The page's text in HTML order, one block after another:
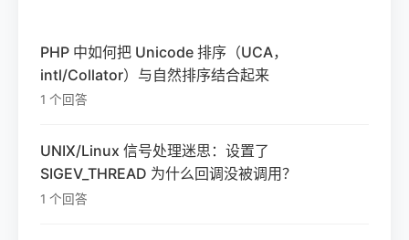
PHP 中如何把 Unicode 排序（UCA，
intl/Collator）与自然排序结合起来
1 个回答
UNIX/Linux 信号处理迷思：设置了
SIGEV_THREAD 为什么回调没被调用？
1 个回答